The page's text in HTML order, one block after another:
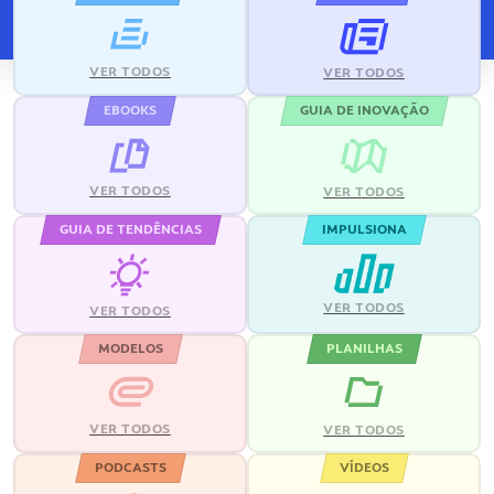
VER TODOS VER TODOS
EBOOKS
VER TODOS
GUIA DE INOVAÇÃO
VER TODOS
GUIA DE TENDÊNCIAS
VER TODOS
IMPULSIONA
VER TODOS
MODELOS
VER TODOS
PLANILHAS
VER TODOS
PODCASTS VÍDEOS